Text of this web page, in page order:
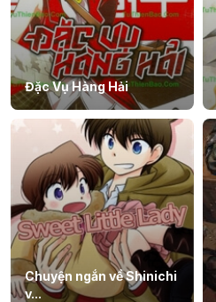
Đặc Vụ Hàng Hải
Chuyện ngắn về Shinichi
v...